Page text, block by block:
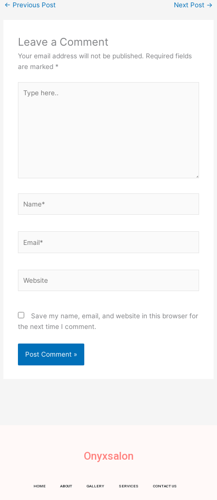
← Previous Post Next Post →
Leave a Comment
Your email address will not be published. Required fields
are marked *
here..
Save my name, email, and website in this browser for
the next time I comment.
Onyxsalon
HOME ABOUT GALLERY SERVICES CONTACT US